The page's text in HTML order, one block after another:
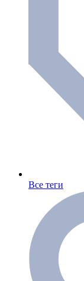
Все теги